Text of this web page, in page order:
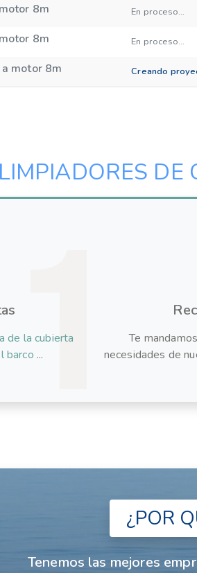
8m En proceso...
8m En proceso...
motor 8m Creando
LIMPIADORES DE
de la cubierta
barco ...
Te
necesidades de
¿POR
Tenemos las mejores